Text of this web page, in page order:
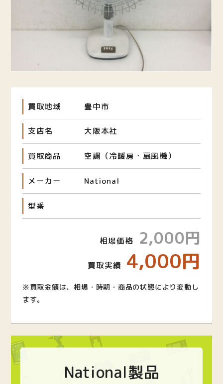
買取地域 豊中市
支店名 大阪本社
買取商品 空調（冷暖房・扇風機）
メーカー National
型番
相場価格 2,000円
買取実績 4,000円
※買取金額は、相場・時期・商品の状態により変動し
ます。
National製品